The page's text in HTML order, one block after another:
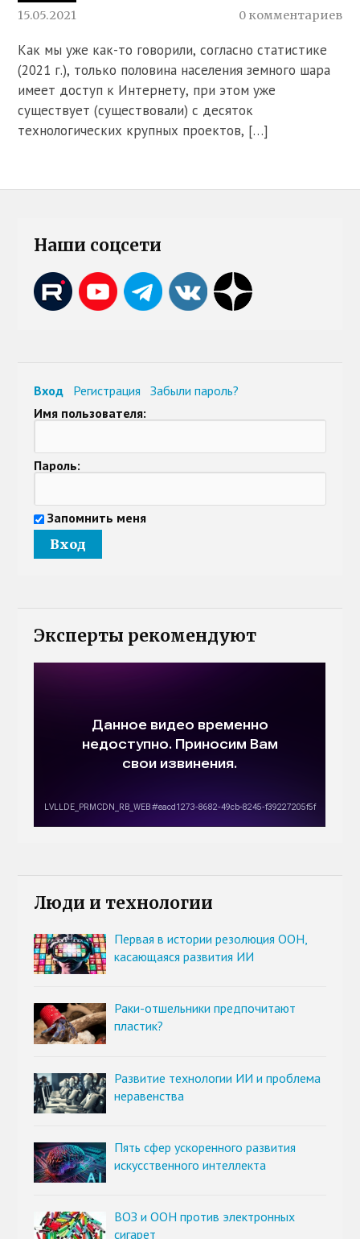
15.05.2021 0 комментариев
Как мы уже как-то говорили, согласно статистике
(2021 г.), только половина населения земного шара
имеет доступ к Интернету, при этом уже
существует (существовали) с десяток
технологических крупных проектов, […]
Наши соцсети
Вход Регистрация
Забыли пароль?
Имя пользователя:
Пароль:
Запомнить меня
Эксперты рекомендуют
Люди и технологии
Первая в истории резолюция ООН,
касающаяся развития ИИ
Раки-отшельники предпочитают
пластик?
Развитие технологии ИИ и проблема
неравенства
Пять сфер ускоренного развития
искусственного интеллекта
ВОЗ и ООН против электронных
сигарет